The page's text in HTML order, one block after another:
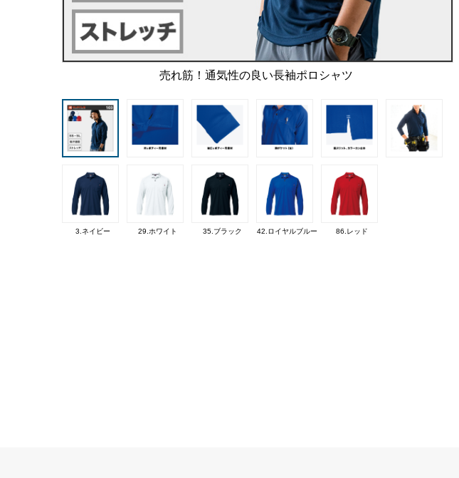
売れ筋！通気性の良い長袖ポロシャツ
3.ネイビー 29.ホワイト 35.ブラック 42.ロイヤルブルー 86.レッド